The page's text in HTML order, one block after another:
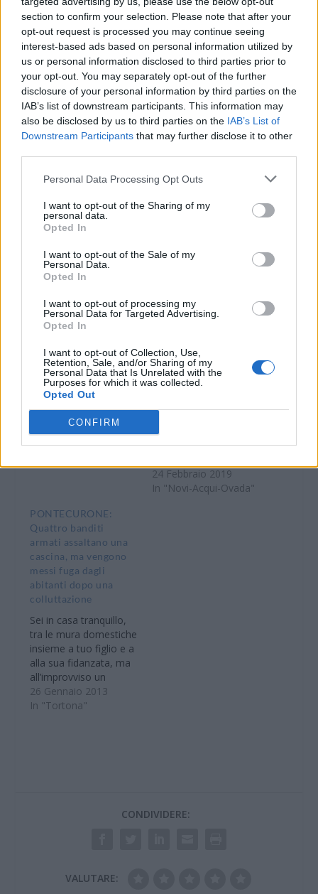
section to confirm your selection. Please note that after your
opt-out request is processed you may continue seeing
interest-based ads based on personal information utilized by
us or personal information disclosed to third parties prior to
your opt-out. You may separately opt-out of the further
disclosure of your personal information by third parties on the
IAB’s list of downstream participants. This information may
also be disclosed by us to third parties on the IAB’s List of
Downstream Participants that may further disclose it to other
Personal Data Processing Opt Outs
I want to opt-out of the Sharing of my
personal data.
Opted In
I want to opt-out of the Sale of my
Personal Data.
Opted In
I want to opt-out of processing my
Personal Data for Targeted Advertising.
Opted In
I want to opt-out of Collection, Use,
Retention, Sale, and/or Sharing of my
Personal Data that Is Unrelated with the
Purposes for which it was collected.
Opted Out
CONFIRM
WhatsApp
Telegram
La provincia di
Alessandria negli spazi
di fieramilanocity a
“Fà la cosa giusta”
4 Marzo 2017
Vino, gioielli e
provincia di
nazionale del consumo
24 Febbraio 2019
In "Novi-Acqui-Ovada"
PONTECURONE:
Quattro banditi
armati assaltano una
cascina, ma vengono
messi fuga dagli
abitanti dopo una
colluttazione
Sei in casa tranquillo,
tra le mura domestiche
insieme a tuo figlio e a
alla sua fidanzata, ma
all’improvviso un
commando di quattro
uomini mascherati,
26 Gennaio 2013
In "Tortona"
CONDIVIDERE:
VALUTARE: